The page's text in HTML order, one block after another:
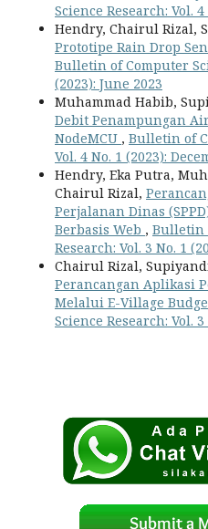
Science Research: Vol.
Hendry, Chairul Rizal,
Prototipe Rain Drop
Bulletin of Computer
(2023): June 2023
Muhammad Habib,
Debit Penampungan
NodeMCU , Bulletin of
Vol. 4 No. 1 (2023):
Hendry, Eka Putra,
Chairul Rizal,
Perjalanan Dinas
Berbasis Web , Bulletin
Research: Vol. 3 No. 1
Chairul Rizal,
Perancangan Aplikasi
Melalui E-Village
Science Research: Vol.